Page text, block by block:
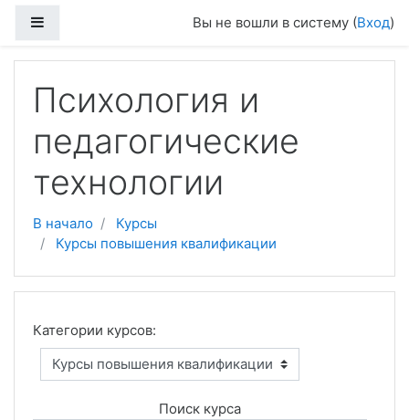
Вы не вошли в систему (Вход)
Психология и
педагогические
технологии
В начало
Курсы
Курсы повышения квалификации
Категории курсов:
Поиск курса